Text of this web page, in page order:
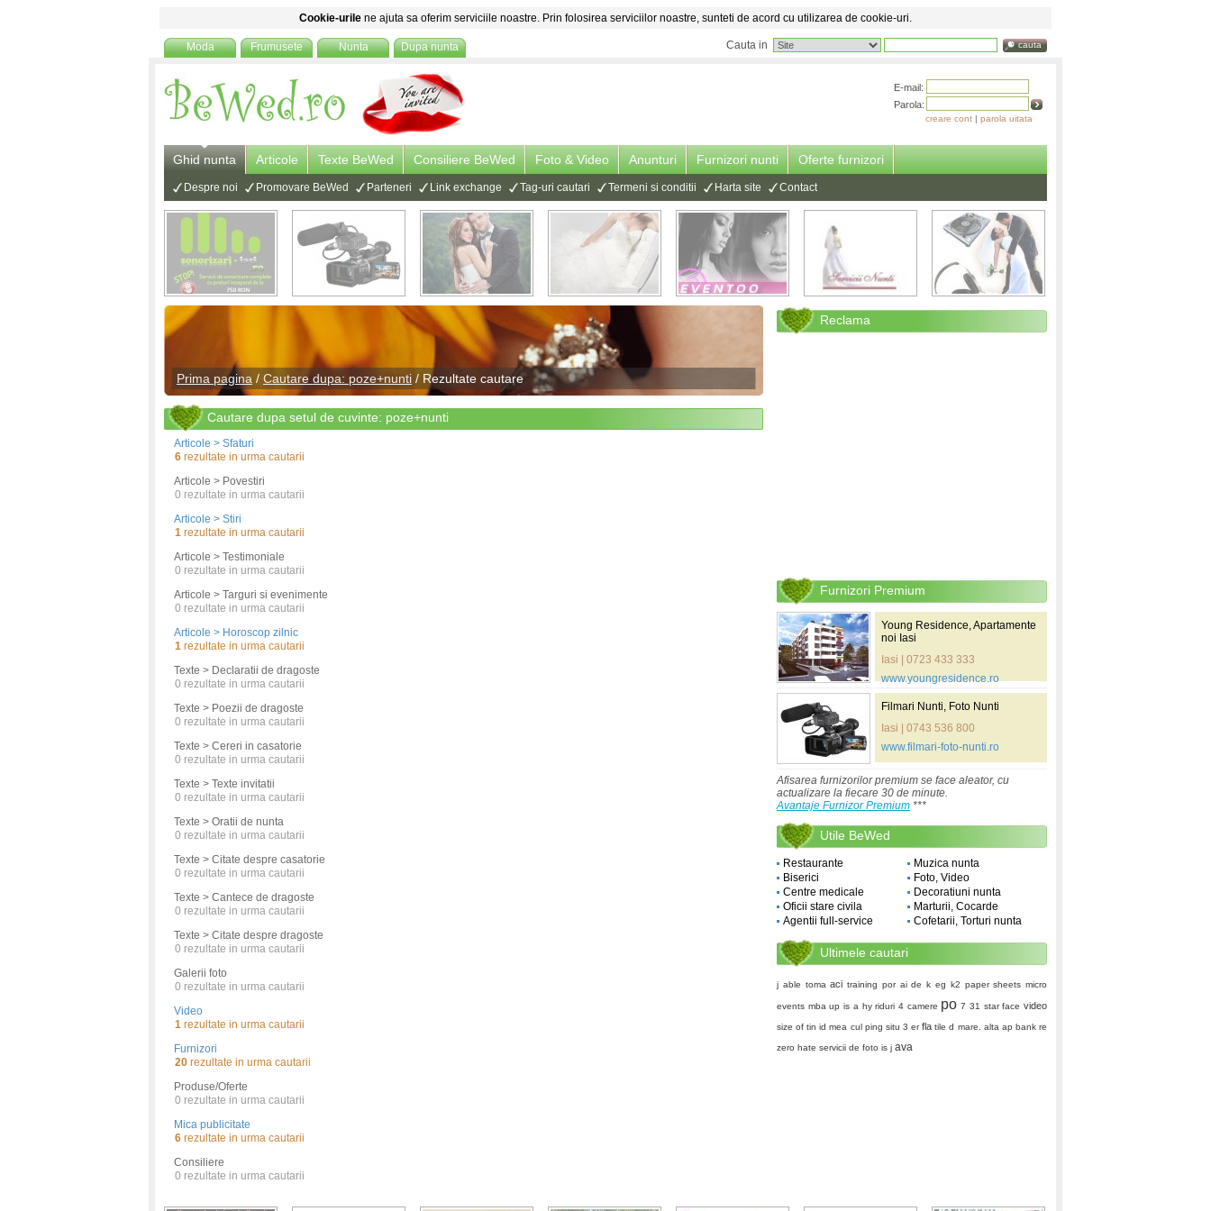
Cookie-urile ne ajuta sa oferim serviciile noastre. Prin folosirea serviciilor noastre, sunteti de acord cu utilizarea de cookie-uri.
Moda Frumusete Nunta Dupa nunta Cauta in cauta
E-mail:
Parola:
creare cont | parola uitata
Ghid nunta Articole Texte BeWed Consiliere BeWed Foto & Video Anunturi Furnizori nunti Oferte furnizori
Despre noi Promovare BeWed Parteneri Link exchange Tag-uri cautari Termeni si conditii Harta site Contact
Prima pagina / Cautare dupa: poze+nunti / Rezultate cautare
Cautare dupa setul de cuvinte: poze+nunti
Articole > Sfaturi
6 rezultate in urma cautarii
Articole > Povestiri
0 rezultate in urma cautarii
Articole > Stiri
1 rezultate in urma cautarii
Articole > Testimoniale
0 rezultate in urma cautarii
Articole > Targuri si evenimente
0 rezultate in urma cautarii
Articole > Horoscop zilnic
1 rezultate in urma cautarii
Texte > Declaratii de dragoste
0 rezultate in urma cautarii
Texte > Poezii de dragoste
0 rezultate in urma cautarii
Texte > Cereri in casatorie
0 rezultate in urma cautarii
Texte > Texte invitatii
0 rezultate in urma cautarii
Texte > Oratii de nunta
0 rezultate in urma cautarii
Texte > Citate despre casatorie
0 rezultate in urma cautarii
Texte > Cantece de dragoste
0 rezultate in urma cautarii
Texte > Citate despre dragoste
0 rezultate in urma cautarii
Galerii foto
0 rezultate in urma cautarii
Video
1 rezultate in urma cautarii
Furnizori
20 rezultate in urma cautarii
Produse/Oferte
0 rezultate in urma cautarii
Mica publicitate
6 rezultate in urma cautarii
Consiliere
0 rezultate in urma cautarii
Reclama
Furnizori Premium
Young Residence, Apartamente
noi Iasi
Iasi | 0723 433 333
www.youngresidence.ro
Filmari Nunti, Foto Nunti
Iasi | 0743 536 800
www.filmari-foto-nunti.ro
Afisarea furnizorilor premium se face aleator, cu
actualizare la fiecare 30 de minute.
Avantaje Furnizor Premium ***
Utile BeWed
Restaurante
Biserici
Centre medicale
Oficii stare civila
Agentii full-service
Muzica nunta
Foto, Video
Decoratiuni nunta
Marturii, Cocarde
Cofetarii, Torturi nunta
Ultimele cautari
j able toma aci training por ai de k eg k2 paper sheets micro
events mba up is a hy riduri 4 camere po 7 31 star face video
size of tin id mea cul ping situ 3 er fla tile d mare. alta ap bank re
zero hate servicii de foto is j ava